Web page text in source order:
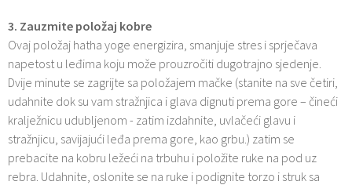
3. Zauzmite položaj kobre
Ovaj položaj hatha yoge energizira, smanjuje stres i sprječava
napetost u leđima koju može prouzročiti dugotrajno sjedenje.
Dvije minute se zagrijte sa položajem mačke (stanite na sve četiri,
udahnite dok su vam stražnjica i glava dignuti prema gore – čineći
kralježnicu udubljenom - zatim izdahnite, uvlačeći glavu i
stražnjicu, savijajući leđa prema gore, kao grbu.) zatim se
prebacite na kobru ležeći na trbuhu i položite ruke na pod uz
rebra. Udahnite, oslonite se na ruke i podignite torzo i struk sa